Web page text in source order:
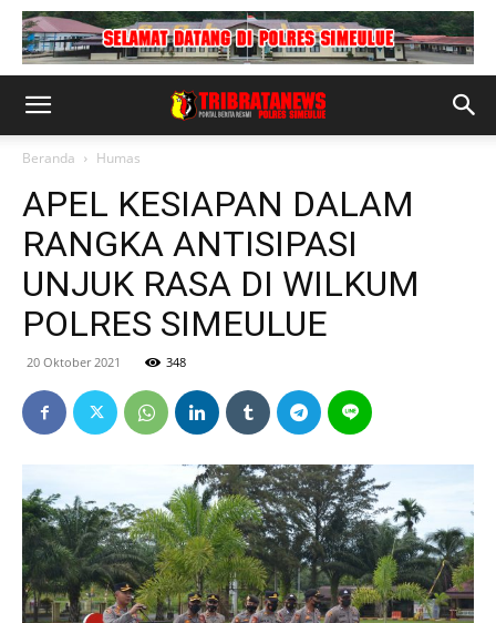
Beranda Humas
APEL KESIAPAN DALAM
RANGKA ANTISIPASI
UNJUK RASA DI WILKUM
POLRES SIMEULUE
20 Oktober 2021 348